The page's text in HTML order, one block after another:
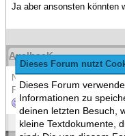
Dieses Forum nutzt
Dieses Forum
Informationen zu
deinen letzten Besuch,
kleine Textdokumente,
Ja aber ansonsten könnten
AxelhacK
Nice! Danke Jungs für die
Für Soft & allgemein